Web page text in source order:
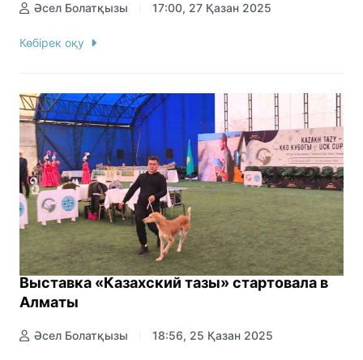
Әсел Болатқызы 17:00, 27 Қазан 2025
Көбірек оқу
Выставка «Казахский тазы» стартовала в
Алматы
Әсел Болатқызы 18:56, 25 Қазан 2025